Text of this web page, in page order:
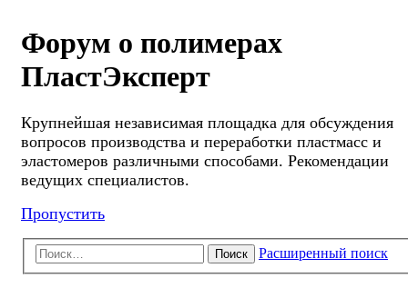
Форум о полимерах
ПластЭксперт
Крупнейшая независимая площадка для обсуждения
вопросов производства и переработки пластмасс и
эластомеров различными способами. Рекомендации
ведущих специалистов.
Пропустить
Поиск Расширенный поиск